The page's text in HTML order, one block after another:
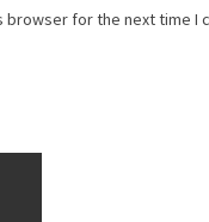
browser for the next time I